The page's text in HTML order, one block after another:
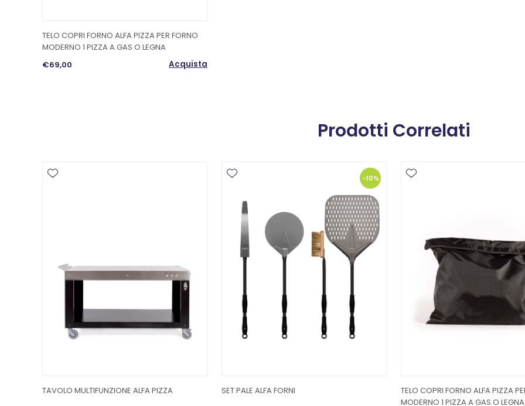
TELO COPRI FORNO ALFA PIZZA PER FORNO
MODERNO 1 PIZZA A GAS O LEGNA
€69,00
Acquista
Prodotti Correlati
TAVOLO MULTIFUNZIONE ALFA PIZZA
-10%
SET PALE ALFA FORNI
TELO COPRI FORNO ALFA PIZZA
MODERNO 1 PIZZA A GAS O LEGNA